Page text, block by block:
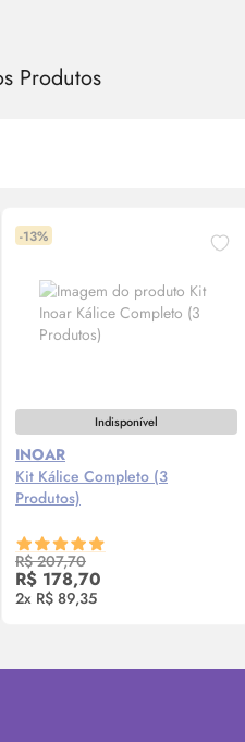
Produtos
à sacola
-13%
Indisponível
INOAR
Kit Kálice Completo (3
Produtos)
R$ 207,70
R$ 178,70
2x R$ 89,35
Avise-me